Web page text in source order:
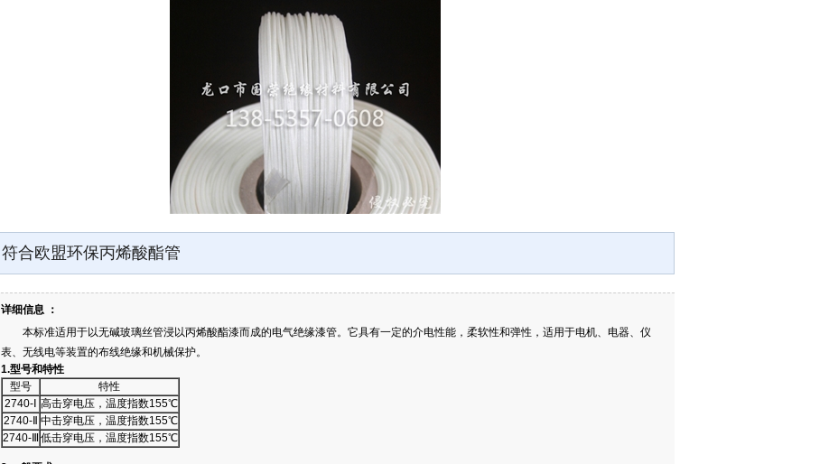
符合欧盟环保丙烯酸酯管
详细信息 ：
本标准适用于以无碱玻璃丝管浸以丙烯酸酯漆而成的电气绝缘漆管。它具有一定的介电性能，柔软性和弹性，适用于电机、电器、仪
表、无线电等装置的布线绝缘和机械保护。
1.型号和特性
型号
特性
2740-Ⅰ 高击穿电压，温度指数155℃
2740-Ⅱ
中击穿电压，温度指数155℃
2740-Ⅲ
低击穿电压，温度指数155℃